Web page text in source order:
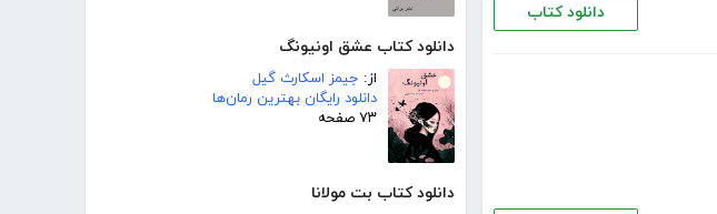
دانلود کتاب عشق اونیونگ
از: جیمز اسکارث گیل
دانلود رایگان بهترین رمان‌ها
۷۳ صفحه
دانلود کتاب بت مولانا
دانلود کتاب